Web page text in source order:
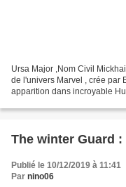
Ursa Major ,Nom Civil
de l'univers Marvel , crée par
apparition dans incroyable
The winter Guard :
Publié le 10/12/2019 à 11:41
Par nino06